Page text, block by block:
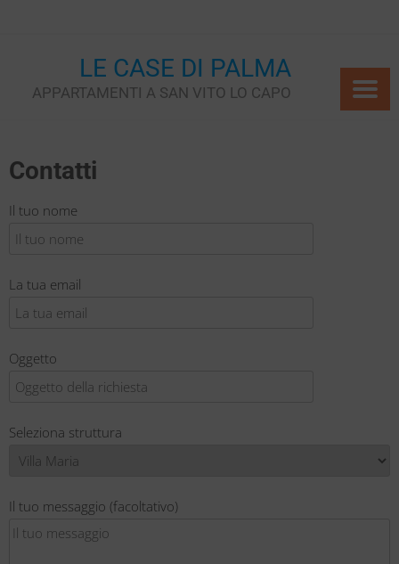
LE CASE DI PALMA
APPARTAMENTI A SAN VITO LO CAPO
Contatti
Il tuo nome
La tua email
Oggetto
Seleziona struttura
Il tuo messaggio (facoltativo)